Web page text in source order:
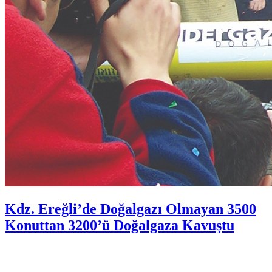
Kdz. Ereğli’de Doğalgazı Olmayan 3500
Konuttan 3200’ü Doğalgaza Kavuştu